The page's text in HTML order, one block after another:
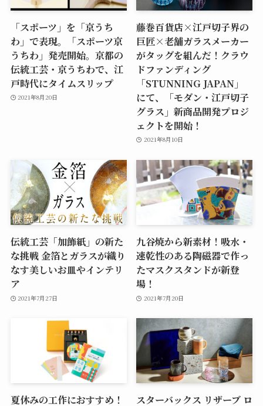
「スポーツ」を「京うち
わ」で表現。「スポーツ京
うちわ」発売開始。京都の
伝統工芸・京うちわで、江
戸時代にタイムスリップ
2021年8月20日
藤巻百貨店×江戸切子界の
巨匠×老舗ガラスメーカー
がタッグを組んだ！クラウ
ドファンディング
「STUNNING JAPAN」
にて、「モダン・江戸切子
グラス」新商品開発プロジ
ェクトを開始！
2021年8月10日
伝統工芸「加飾紙」の新た
な挑戦 金箔とガラスが織り
なす美しいお皿やインテリ
ア
2021年7月27日
九谷焼から新素材！吸水・
速乾性のある陶磁器で作っ
たマスクスタンドが新登
場！
2021年7月20日
夏休みの工作におすすめ！
スターバックス リザーブ ロ